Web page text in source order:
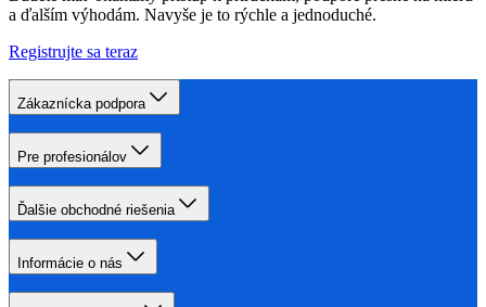
a ďalším výhodám. Navyše je to rýchle a jednoduché.
Registrujte sa teraz
Zákaznícka podpora
Pre profesionálov
Ďalšie obchodné riešenia
Informácie o nás